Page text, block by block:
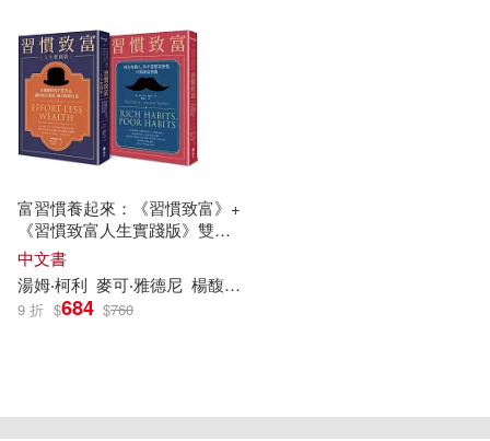
可菲律賓店取(4)
電子書 (可複選)
適合手機平板閱讀(1)
其他 (可複選)
富習慣養起來：《習慣致富》+
《習慣致富人生實踐版》雙冊
套書
中文書
湯姆‧柯利 麥可‧雅德尼 楊馥嘉
9 折 $684 $760